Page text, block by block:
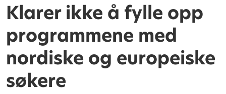
Klarer ikke å fylle opp
programmene med
nordiske og europeiske
søkere